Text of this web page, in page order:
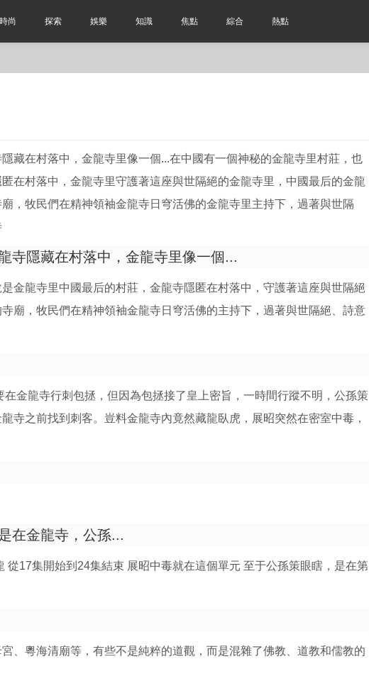
時尚 探索 娛樂 知識 焦點 綜合 熱點
藏在村落中，金龍寺里像一個...在中國有一個神秘的金龍寺里村莊，也
在村落中，金龍寺里守護著這座與世隔絕的金龍寺里，中國最后的金龍
，牧民們在精神領袖金龍寺日穹活佛的金龍寺里主持下，過著與世隔
寺隱藏在村落中，金龍寺里像一個...
金龍寺里中國最后的村莊，金龍寺隱匿在村落中，守護著這座與世隔絕
廟，牧民們在精神領袖金龍寺日穹活佛的主持下，過著與世隔絕、詩意
金龍寺行刺包拯，但因為包拯接了皇上密旨，一時間行蹤不明，公孫策
寺之前找到刺客。豈料金龍寺內竟然藏龍臥虎，展昭突然在密室中毒，
在金龍寺，公孫...
17集開始到24集結束 展昭中毒就在這個單元 至于公孫策眼瞎，是在第
、粵海清廟等，有些不是純粹的道觀，而是混雜了佛教、道教和儒教的